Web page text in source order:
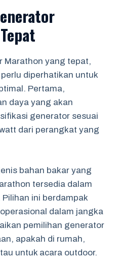
Marathon yang tepat,
diperhatikan untuk
Pertama,
daya yang akan
generator sesuai
dari perangkat yang
bahan bakar yang
tersedia dalam
ini berdampak
dalam jangka
pemilihan generator
apakah di rumah,
untuk acara outdoor.